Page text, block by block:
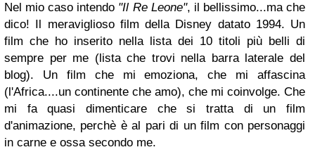
Nel mio caso intendo "Il Re Leone", il bellissimo...ma che
dico! Il meraviglioso film della Disney datato 1994. Un
film che ho inserito nella lista dei 10 titoli più belli di
sempre per me (lista che trovi nella barra laterale del
blog). Un film che mi emoziona, che mi affascina
(l'Africa....un continente che amo), che mi coinvolge. Che
mi fa quasi dimenticare che si tratta di un film
d'animazione, perchè è al pari di un film con personaggi
in carne e ossa secondo me.